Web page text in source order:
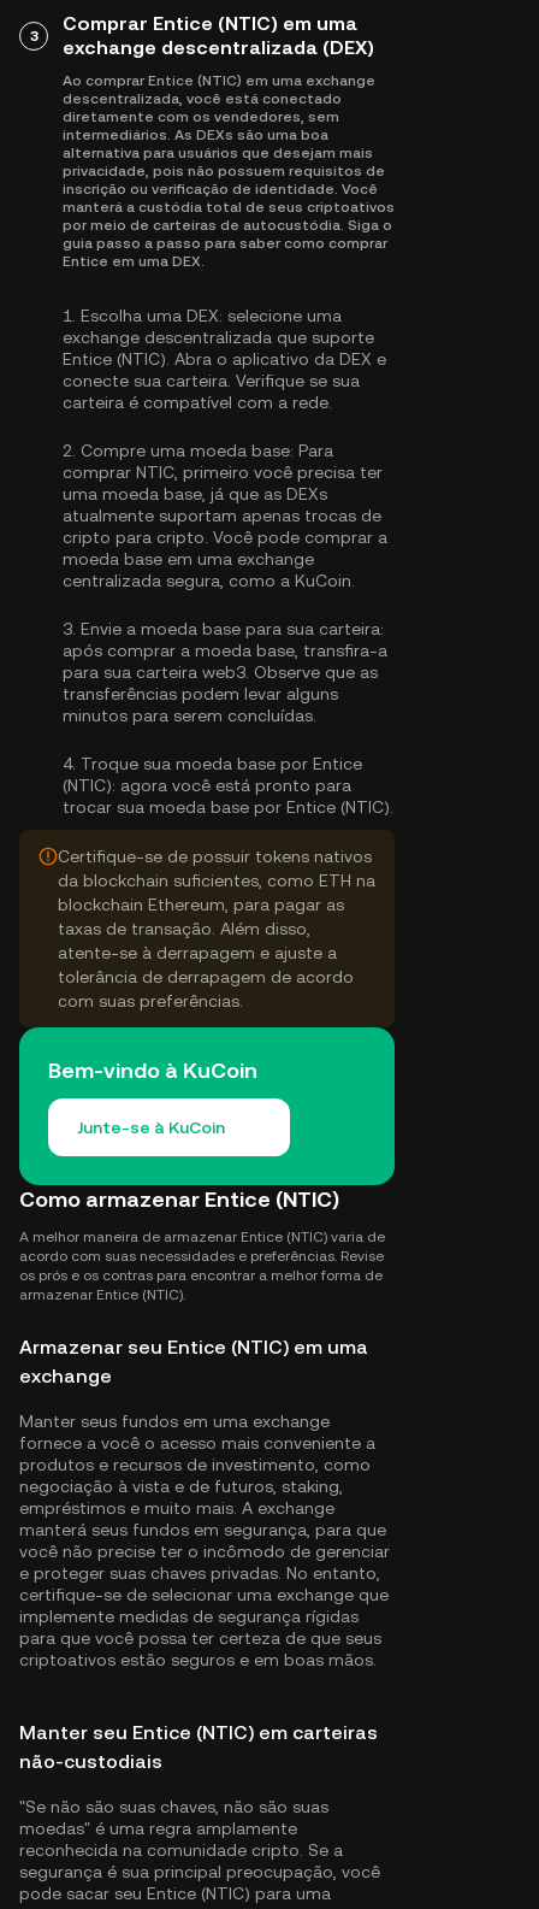
3
Comprar Entice (NTIC) em uma
exchange descentralizada (DEX)
Ao comprar Entice (NTIC) em uma exchange
descentralizada, você está conectado
diretamente com os vendedores, sem
intermediários. As DEXs são uma boa
alternativa para usuários que desejam mais
privacidade, pois não possuem requisitos de
inscrição ou verificação de identidade. Você
manterá a custódia total de seus criptoativos
por meio de carteiras de autocustódia. Siga o
guia passo a passo para saber como comprar
Entice em uma DEX.
1. Escolha uma DEX: selecione uma
exchange descentralizada que suporte
Entice (NTIC). Abra o aplicativo da DEX e
conecte sua carteira. Verifique se sua
carteira é compatível com a rede.
2. Compre uma moeda base: Para
comprar NTIC, primeiro você precisa ter
uma moeda base, já que as DEXs
atualmente suportam apenas trocas de
cripto para cripto. Você pode comprar a
moeda base em uma exchange
centralizada segura, como a KuCoin.
3. Envie a moeda base para sua carteira:
após comprar a moeda base, transfira-a
para sua carteira web3. Observe que as
transferências podem levar alguns
minutos para serem concluídas.
4. Troque sua moeda base por Entice
(NTIC): agora você está pronto para
trocar sua moeda base por Entice (NTIC).
Certifique-se de possuir tokens nativos
da blockchain suficientes, como ETH na
blockchain Ethereum, para pagar as
taxas de transação. Além disso,
atente-se à derrapagem e ajuste a
tolerância de derrapagem de acordo
com suas preferências.
Bem-vindo à KuCoin
Junte-se à KuCoin
Como armazenar Entice (NTIC)
A melhor maneira de armazenar Entice (NTIC) varia de
acordo com suas necessidades e preferências. Revise
os prós e os contras para encontrar a melhor forma de
armazenar Entice (NTIC).
Armazenar seu Entice (NTIC) em uma
exchange
Manter seus fundos em uma exchange
fornece a você o acesso mais conveniente a
produtos e recursos de investimento, como
negociação à vista e de futuros, staking,
empréstimos e muito mais. A exchange
manterá seus fundos em segurança, para que
você não precise ter o incômodo de gerenciar
e proteger suas chaves privadas. No entanto,
certifique-se de selecionar uma exchange que
implemente medidas de segurança rígidas
para que você possa ter certeza de que seus
criptoativos estão seguros e em boas mãos.
Manter seu Entice (NTIC) em carteiras
não-custodiais
"Se não são suas chaves, não são suas
moedas" é uma regra amplamente
reconhecida na comunidade cripto. Se a
segurança é sua principal preocupação, você
pode sacar seu Entice (NTIC) para uma